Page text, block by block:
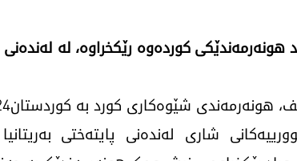
کوردەوە رێکخراوە، لە لەندەنی
شاری لەندەنی پایتەختی